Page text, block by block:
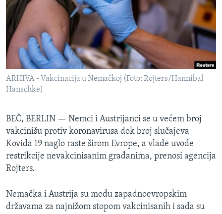
SPORT
INTERVJU
ARHIVA - Vakcinacija u Nemačkoj (Foto: Rojters/Hannibal
Hanschke)
BEČ, BERLIN — Nemci i Austrijanci se u većem broj
vakcinišu protiv koronavirusa dok broj slučajeva
Kovida 19 naglo raste širom Evrope, a vlade uvode
restrikcije nevakcinisanim građanima, prenosi agencija
Rojters.
Nemačka i Austrija su među zapadnoevropskim
državama za najnižom stopom vakcinisanih i sada su